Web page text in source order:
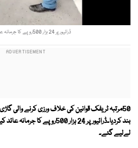
ڈرائیور پر 24 ہزار 500روپے کا جرمانہ عائد کیا گیا
50مرتبہ ٹریفک قوانین کی خلاف ورزی کرنے والی
بند کردیا۔ڈرائیور پر 24 ہزار
لےلیے گئے۔